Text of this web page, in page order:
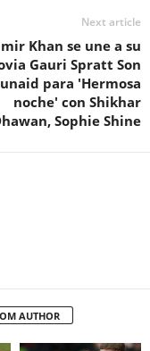
Next article
Khan se une a su
Gauri Spratt Son
para 'Hermosa
noche' con Shikhar
Sophie Shine
AUTHOR